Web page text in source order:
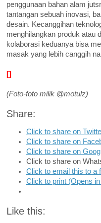
penggunaan bahan alam
tantangan sebuah inovasi,
desain. Kecanggihan
menghilangkan produk atau
kolaborasi keduanya bisa
masak yang lebih canggih
[]
(Foto-foto milik @motulz)
Share:
Click to share on
Click to share on
Click to share on
Click to share on
Click to email this to a
Click to print (Opens
Like this: